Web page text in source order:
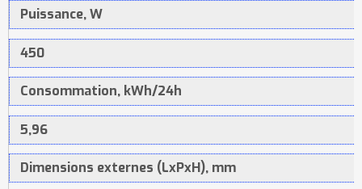
Puissance, W
450
Consommation, kWh/24h
5,96
Dimensions externes (LxPxH), mm